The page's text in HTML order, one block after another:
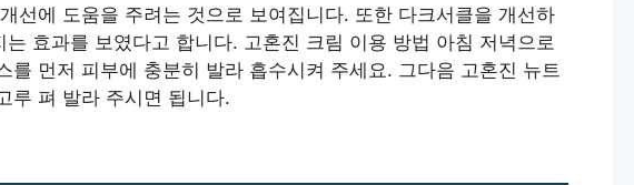
선에 도움을 주려는 것으로 보여집니다. 또한 다크서클을 개선하
효과를 보였다고 합니다. 고혼진 크림 이용 방법 아침 저녁으로
를 먼저 피부에 충분히 발라 흡수시켜 주세요. 그다음 고혼진 뉴트
루 펴 발라 주시면 됩니다.